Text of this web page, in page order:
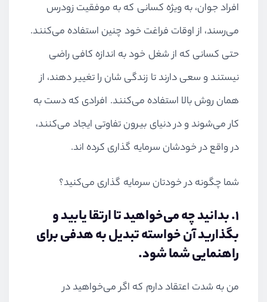
افراد جوان، به ویژه کسانی که به موفقیت زودرس
می‌رسند، از اوقات فراغت خود چنین استفاده می‌کنند.
حتی کسانی که از شغل خود به اندازه کافی راضی
نیستند و سعی دارند تا زندگی شان را تغییر دهند، از
همان روش بالا استفاده می‌کنند. افرادی که دست به
کار می‌شوند و در دنیای بیرون تفاوتی ایجاد می‌کنند،
در واقع در خودشان سرمایه گذاری کرده اند.
شما چگونه در خودتان سرمایه گذاری می‌کنید؟
۱. بدانید چه می‌خواهید تا ارتقا یابید و
بگذارید آن خواسته تبدیل به هدفی برای
راهنمایی شما شود.
من به شدت اعتقاد دارم که اگر می‌خواهید در